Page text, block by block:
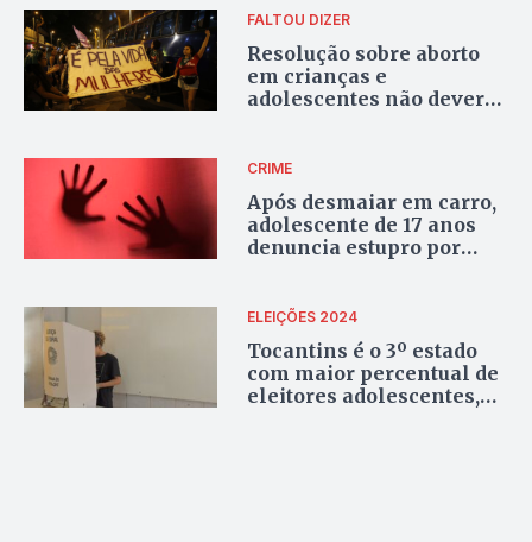
FALTOU DIZER
Resolução sobre aborto
em crianças e
adolescentes não deveria
CRIME
Após desmaiar em carro,
adolescente de 17 anos
denuncia estupro por
ELEIÇÕES 2024
Tocantins é o 3º estado
com maior percentual de
eleitores adolescentes,